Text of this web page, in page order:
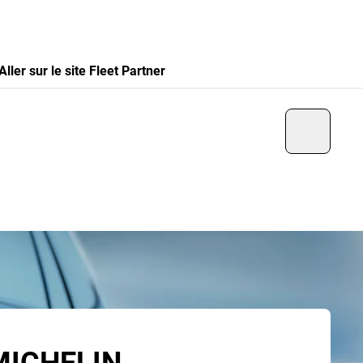
sur le site Fleet Partner